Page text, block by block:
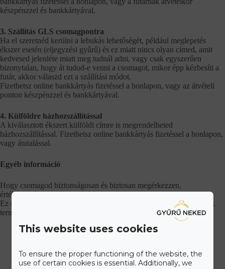
készpénzzel és bankkártyával.
3. Szállítás GLS csomagpontra
Ha el szeretnéd kerülni a lebukás lehetőségét, például meglepetés
ékszer esetén (eljegyzési gyűrű) és ez miatt nincs olyan címed, amit
kedvesed jelenléte miatt meg tudnál adni, vagy csak egyszerűen
bizonytalan, hogy át tudod-e venni a csomagot, mikor épp kézbesíti a
futár, akkor válaszd ezt a szállítási módot.
Fizethetsz online bankkártyás fizetéssel a honlapon, vagy az átvételi
ponton készpénzzel és bankkártyával.
4. Külföldre házhozszállítással
A kiválasztott ékszert külföldi címre is megrendelheted
házhozszállítással. Fizethetsz online bankkártyás fizetéssel a honlapon,
vagy átutalással.
Egyéb információ
Hogy csomagod biztonságosan és biztosan megérkezzen,
értékbiztosított minden szállítás.
Ez mellett a diszkrécióra is ügyelünk, szolid csomagolásban küldjük
termékeinket.
This website uses cookies
To ensure the proper functioning of the website, the
use of certain cookies is essential. Additionally, we